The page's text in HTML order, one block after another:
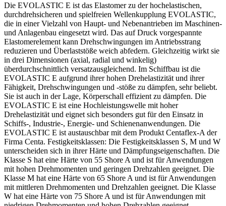
Die EVOLASTIC E ist das Elastomer zu der hochelastischen,
durchdrehsicheren und spielfreien Wellenkupplung EVOLASTIC,
die in einer Vielzahl von Haupt- und Nebenantrieben im Maschinen-
und Anlagenbau eingesetzt wird. Das auf Druck vorgespannte
Elastomerelement kann Drehschwingungen im Antriebsstrang
reduzieren und Überlaststöße weich abfedern. Gleichzeitig wirkt sie
in drei Dimensionen (axial, radial und winkelig)
überdurchschnittlich versatzausgleichend. Im Schiffbau ist die
EVOLASTIC E aufgrund ihrer hohen Drehelastizität und ihrer
Fähigkeit, Drehschwingungen und -stöße zu dämpfen, sehr beliebt.
Sie ist auch in der Lage, Körperschall effizient zu dämpfen. Die
EVOLASTIC E ist eine Hochleistungswelle mit hoher
Drehelastizität und eignet sich besonders gut für den Einsatz in
Schiffs-, Industrie-, Energie- und Schienenanwendungen. Die
EVOLASTIC E ist austauschbar mit dem Produkt Centaflex-A der
Firma Centa. Festigkeitsklassen: Die Festigkeitsklassen S, M und W
unterscheiden sich in ihrer Härte und Dämpfungseigenschaften. Die
Klasse S hat eine Härte von 55 Shore A und ist für Anwendungen
mit hohen Drehmomenten und geringen Drehzahlen geeignet. Die
Klasse M hat eine Härte von 65 Shore A und ist für Anwendungen
mit mittleren Drehmomenten und Drehzahlen geeignet. Die Klasse
W hat eine Härte von 75 Shore A und ist für Anwendungen mit